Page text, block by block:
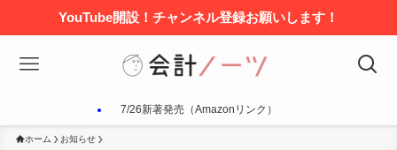
YouTube開設！チャンネル登録お願いします！
7/26新著発売（Amazonリンク）
ホーム お知らせ